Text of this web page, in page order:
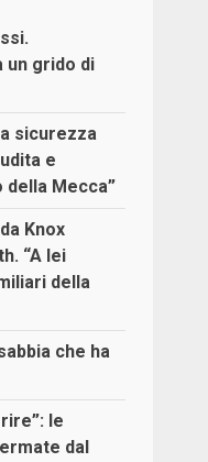
un grido di
sicurezza
e
della Mecca”
Knox
“A lei
della
che ha
le
dal